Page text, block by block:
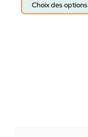
Choix des options